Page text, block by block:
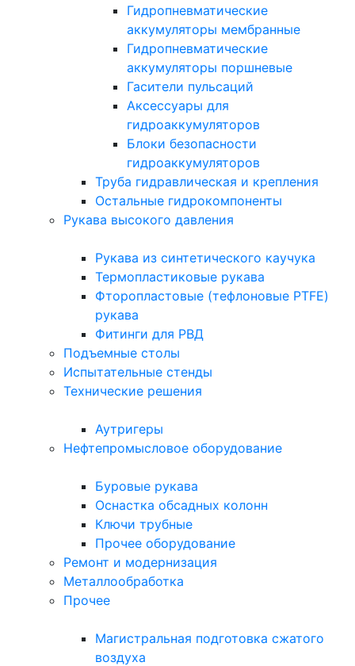
Гидропневматические
аккумуляторы мембранные
Гидропневматические
аккумуляторы поршневые
Гасители пульсаций
Аксессуары для
гидроаккумуляторов
Блоки безопасности
гидроаккумуляторов
Труба гидравлическая и крепления
Остальные гидрокомпоненты
Рукава высокого давления
Рукава из синтетического каучука
Термопластиковые рукава
Фторопластовые (тефлоновые PTFE)
рукава
Фитинги для РВД
Подъемные столы
Испытательные стенды
Технические решения
Аутригеры
Нефтепромысловое оборудование
Буровые рукава
Оснастка обсадных колонн
Ключи трубные
Прочее оборудование
Ремонт и модернизация
Металлообработка
Прочее
Магистральная подготовка сжатого
воздуха